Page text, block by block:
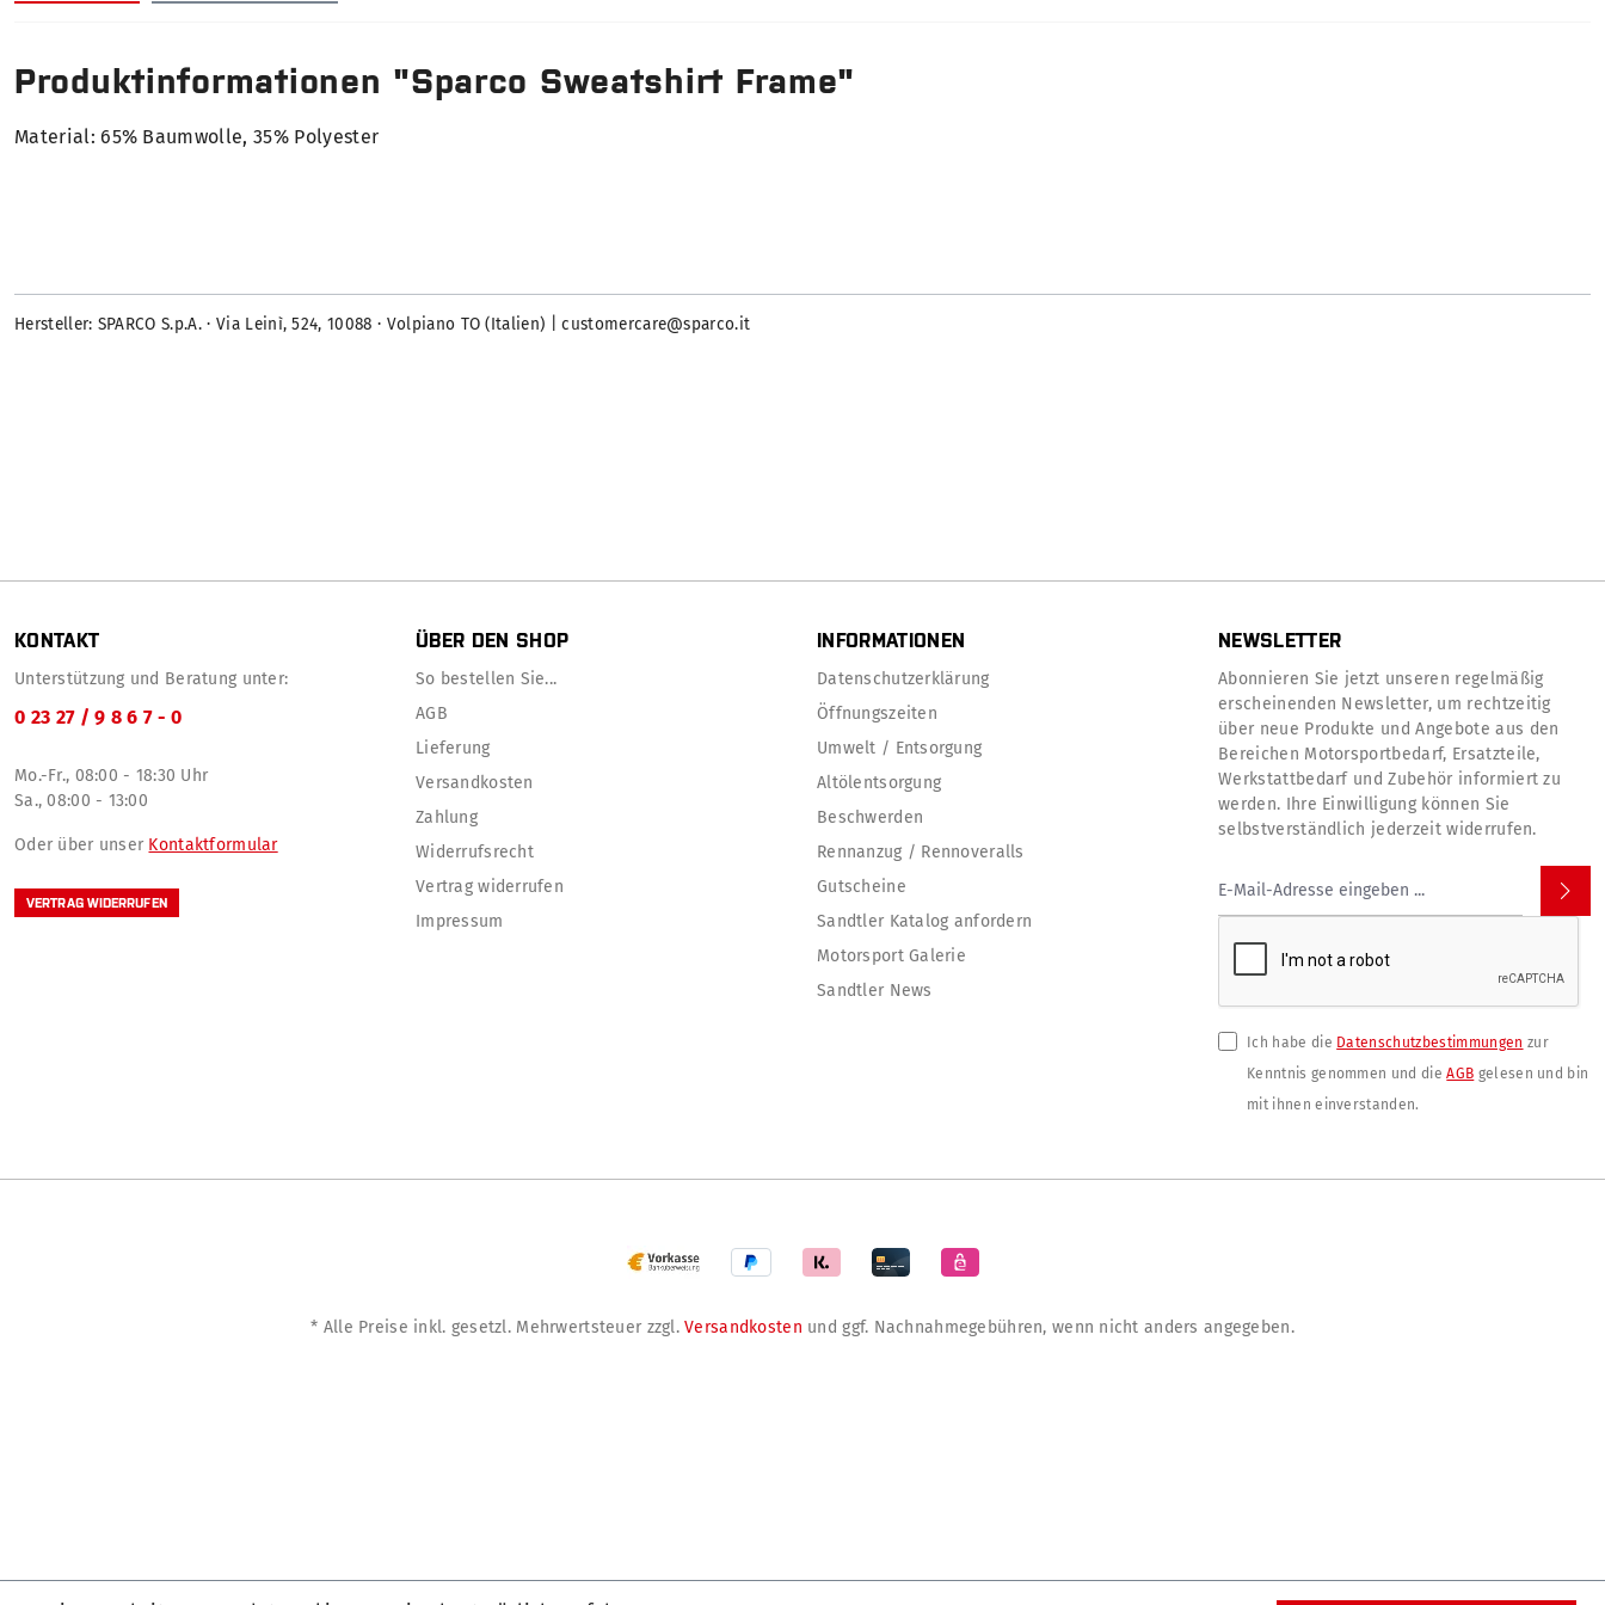
Produktinformationen "Sparco Sweatshirt Frame"
Material: 65% Baumwolle, 35% Polyester
Hersteller: SPARCO S.p.A. · Via Leinì, 524, 10088 · Volpiano TO (Italien) | customercare@sparco.it
KONTAKT
Unterstützung und Beratung unter:
0 23 27 / 9 8 6 7 - 0
Mo.-Fr., 08:00 - 18:30 Uhr
Sa., 08:00 - 13:00
Oder über unser Kontaktformular
VERTRAG WIDERRUFEN
ÜBER DEN SHOP
So bestellen Sie...
AGB
Lieferung
Versandkosten
Zahlung
Widerrufsrecht
Vertrag widerrufen
Impressum
INFORMATIONEN
Datenschutzerklärung
Öffnungszeiten
Umwelt / Entsorgung
Altölentsorgung
Beschwerden
Rennanzug / Rennoveralls
Gutscheine
Sandtler Katalog anfordern
Motorsport Galerie
Sandtler News
NEWSLETTER
Abonnieren Sie jetzt unseren regelmäßig
erscheinenden Newsletter, um rechtzeitig
über neue Produkte und Angebote aus den
Bereichen Motorsportbedarf, Ersatzteile,
Werkstattbedarf und Zubehör informiert zu
werden. Ihre Einwilligung können Sie
selbstverständlich jederzeit widerrufen.
Ich habe die Datenschutzbestimmungen zur
Kenntnis genommen und dieAGB gelesen und bin
mit ihnen einverstanden.
* Alle Preise inkl. gesetzl. Mehrwertsteuer zzgl.Versandkosten und ggf. Nachnahmegebühren, wenn nicht anders angegeben.